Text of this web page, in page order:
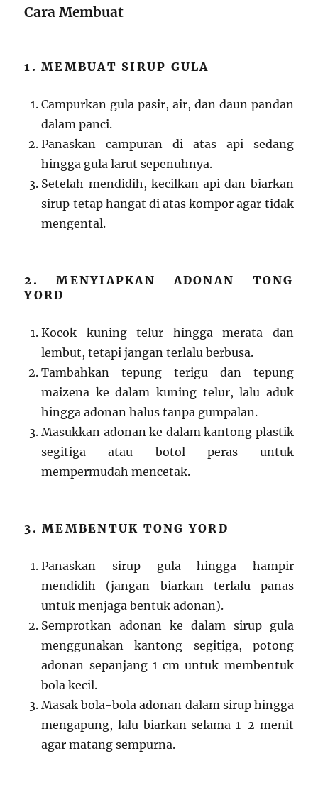
Cara Membuat
1. MEMBUAT SIRUP GULA
Campurkan gula pasir, air, dan daun pandan
dalam panci.
Panaskan campuran di atas api sedang
hingga gula larut sepenuhnya.
Setelah mendidih, kecilkan api dan biarkan
sirup tetap hangat di atas kompor agar tidak
mengental.
2. MENYIAPKAN ADONAN TONG
YORD
Kocok kuning telur hingga merata dan
lembut, tetapi jangan terlalu berbusa.
Tambahkan tepung terigu dan tepung
maizena ke dalam kuning telur, lalu aduk
hingga adonan halus tanpa gumpalan.
Masukkan adonan ke dalam kantong plastik
segitiga atau botol peras untuk
mempermudah mencetak.
3. MEMBENTUK TONG YORD
Panaskan sirup gula hingga hampir
mendidih (jangan biarkan terlalu panas
untuk menjaga bentuk adonan).
Semprotkan adonan ke dalam sirup gula
menggunakan kantong segitiga, potong
adonan sepanjang 1 cm untuk membentuk
bola kecil.
Masak bola-bola adonan dalam sirup hingga
mengapung, lalu biarkan selama 1-2 menit
agar matang sempurna.